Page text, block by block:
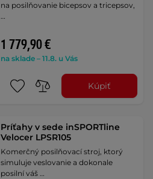
na posilňovanie bicepsov a tricepsov,
…
1 779,90 €
na sklade – 11.8. u Vás
Kúpiť
Príťahy v sede inSPORTline
Velocer LPSR105
Komerčný posilňovací stroj, ktorý
simuluje veslovanie a dokonale
posilní váš …